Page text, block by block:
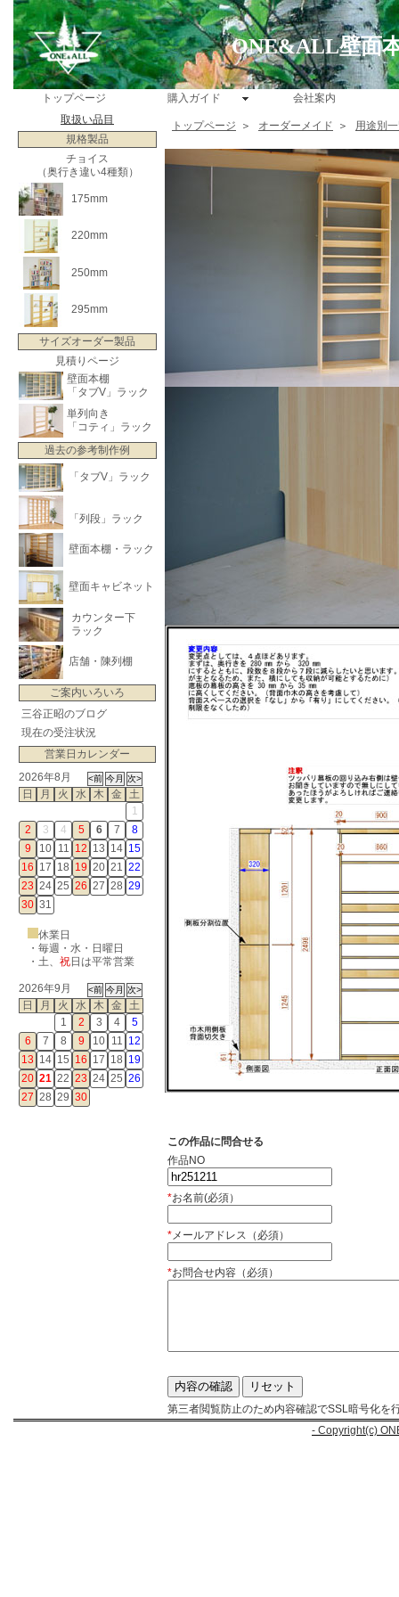
ONE&ALL壁面
トップページ 購入ガイド
会社案内
取扱い品目
規格製品
チョイス
（奥行き違い4種類）
175mm
220mm
250mm
295mm
サイズオーダー製品
見積りページ
壁面本棚
「タブV」ラック
単列向き
「コティ」ラック
過去の参考制作例
「タブV」ラック
「列段」ラック
壁面本棚・ラック
壁面キャビネット
カウンター下
ラック
店舗・陳列棚
ご案内いろいろ
三谷正昭のブログ
現在の受注状況
営業日カレンダー
2026年8月
日
月 火 水 木 金
土
1
2
3 4 5 6 7
8
9
10 11 12 13 14 15
16 17 18 19 20 21 22
23 24 25 26 27 28 29
30 31
休業日
・毎週・水・日曜日
・ 土、 祝日は平常営業
2026年9月
日
月 火 水 木 金
土
1
2 3 4
5
6
7 8 9 10 11 12
13 14 15 16 17 18 19
20 21 22 23 24 25 26
27 28 29 30
トップページ ＞ オーダーメイド ＞ 用途別
この作品に問合せる
作品NO
*お名前(必須）
*メールアドレス（必須）
*お問合せ内容（必須）
第三者閲覧防止のため内容確認でSSL暗号化を
- Copyright(c)